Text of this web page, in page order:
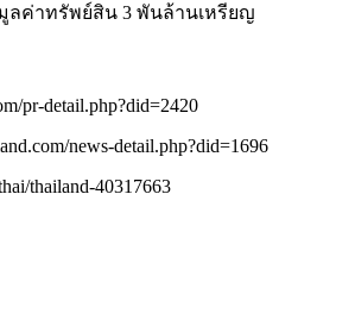
ลค่าทรัพย์สิน 3 พันล้านเหรียญ
pr-detail.php?did=2420
news-detail.php?did=1696
thailand-40317663